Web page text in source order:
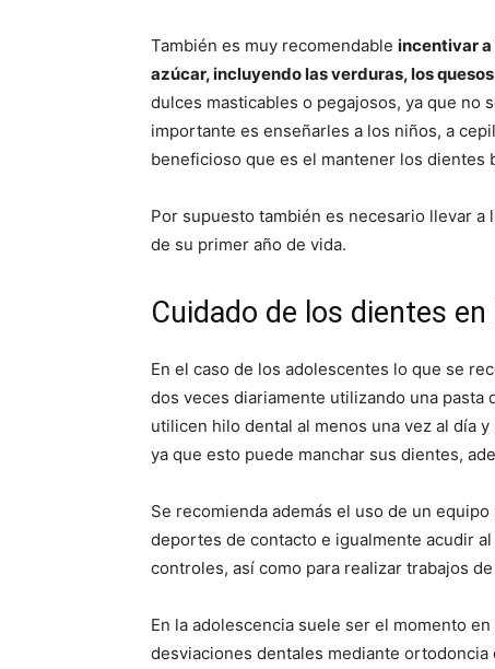
También es muy recomendable incentivar a
azúcar, incluyendo las verduras, los
dulces masticables o pegajosos, ya que no
importante es enseñarles a los niños, a
beneficioso que es el mantener los dientes
Por supuesto también es necesario llevar
de su primer año de vida.
Cuidado de los dientes
En el caso de los adolescentes lo que se
dos veces diariamente utilizando una
utilicen hilo dental al menos una vez al día
ya que esto puede manchar sus dientes,
Se recomienda además el uso de un
deportes de contacto e igualmente acudir
controles, así como para realizar trabajos
En la adolescencia suele ser el momento
desviaciones dentales mediante